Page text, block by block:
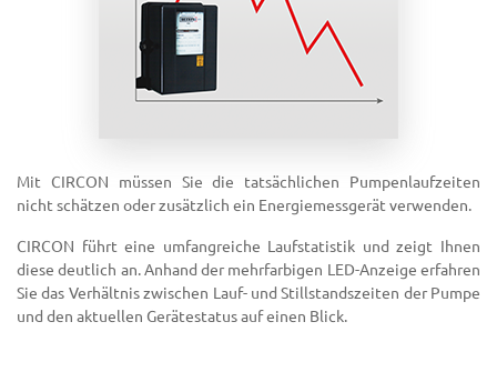
Mit CIRCON müssen Sie die tatsächlichen Pumpenlaufzeiten
nicht schätzen oder zusätzlich ein Energiemessgerät verwenden.
CIRCON führt eine umfangreiche Laufstatistik und zeigt Ihnen
diese deutlich an. Anhand der mehrfarbigen LED-Anzeige erfahren
Sie das Verhältnis zwischen Lauf- und Stillstandszeiten der Pumpe
und den aktuellen Gerätestatus auf einen Blick.